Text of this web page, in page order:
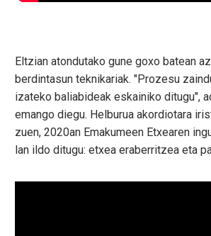
Eltzian atondutako gune goxo batean
berdintasun teknikariak. "Prozesu
izateko baliabideak eskainiko ditugu",
emango diegu. Helburua akordiotara
zuen, 2020an Emakumeen Etxearen
lan ildo ditugu: etxea eraberritzea eta